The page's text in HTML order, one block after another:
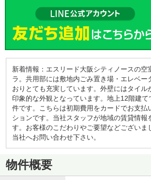
新着情報：エスリード大阪シティノースの空
ラ。共用部には敷地内ごみ置き場・エレベー
おりとても充実しています。外壁にはタイル
印象的な外観となっています。地上12階建て
件です。こちらは初期費用をカードでお支払
ションです。当社スタッフが地域の賃貸情報
す。お客様のこだわりやご要望などございま
当社へお問い合わせ下さい。
物件概要